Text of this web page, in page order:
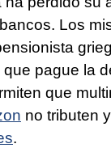
Los
pague la
que
no tributen
.